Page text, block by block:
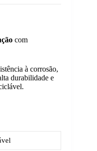
com
à corrosão,
durabilidade e